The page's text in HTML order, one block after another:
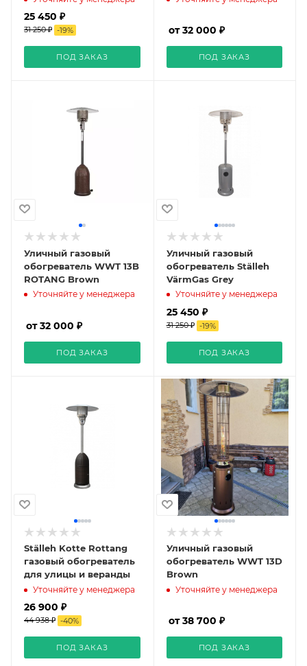
25 450 ₽
31 250 ₽ -19%
ПОД ЗАКАЗ
от 32 000 ₽
ПОД ЗАКАЗ
Уличный газовый
обогреватель WWT 13B
ROTANG Brown
Уточняйте у менеджера
от 32 000 ₽
ПОД ЗАКАЗ
Уличный газовый
обогреватель Ställeh
VärmGas Grey
Уточняйте у менеджера
25 450 ₽
31 250 ₽ -19%
ПОД ЗАКАЗ
Ställeh Kotte Rottang
газовый обогреватель
для улицы и веранды
Уточняйте у менеджера
26 900 ₽
44 938 ₽ -40%
ПОД ЗАКАЗ
Уличный газовый
обогреватель WWT 13D
Brown
Уточняйте у менеджера
от 38 700 ₽
ПОД ЗАКАЗ